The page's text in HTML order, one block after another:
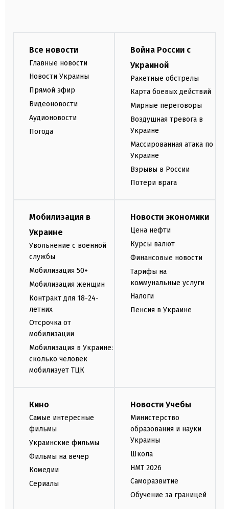
Все новости
Главные новости
Новости Украины
Прямой эфир
Видеоновости
Аудионовости
Погода
Война России с
Украиной
Ракетные обстрелы
Карта боевых действий
Мирные переговоры
Воздушная тревога в
Украине
Массированная атака по
Украине
Взрывы в России
Потери врага
Мобилизация в
Украине
Увольнение с военной
службы
Мобилизация 50+
Мобилизация женщин
Контракт для 18-24-
летних
Отсрочка от
мобилизации
Мобилизация в Украине:
сколько человек
мобилизует ТЦК
Новости экономики
Цена нефти
Курсы валют
Финансовые новости
Тарифы на
коммунальные услуги
Налоги
Пенсия в Украине
Кино
Самые интересные
фильмы
Украинские фильмы
Фильмы на вечер
Комедии
Сериалы
Новости Учебы
Министерство
образования и науки
Украины
Школа
НМТ 2026
Саморазвитие
Обучение за границей